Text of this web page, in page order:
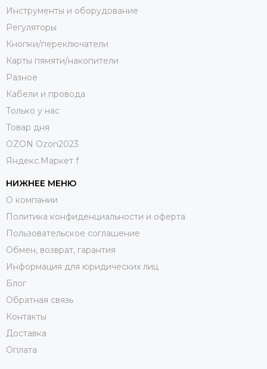
Инструменты и оборудование
Регуляторы
Кнопки/переключатели
Карты пямяти/накопители
Разное
Кабели и провода
Только у нас
Товар дня
OZON Ozon2023
Яндекс.Маркет f
НИЖНЕЕ МЕНЮ
О компании
Политика конфиденциальности и оферта
Пользовательское соглашение
Обмен, возврат, гарантия
Информация для юридических лиц
Блог
Обратная связь
Контакты
Доставка
Оплата